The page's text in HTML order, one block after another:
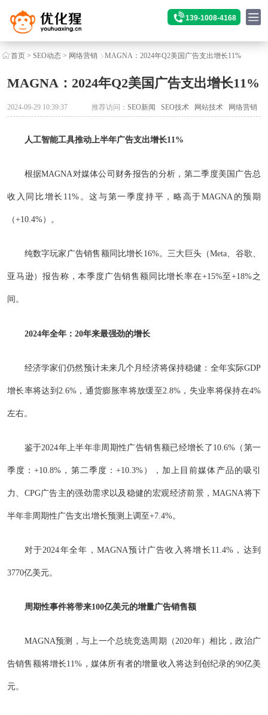
139-1008-4168
首页> SEO动态> 网络营销 MAGNA：2024年Q2美国广告支出增长11%
MAGNA：2024年Q2美国广告支出增长11%
2024-09-29 10:39:37 推荐访问：SEO新闻 SEO技术 网站技术 网络营销
人工智能工具推动上半年广告支出增长11%
根据MAGNA对媒体公司财务报告的分析，第二季度美国广告总
收入同比增长11%。这与第一季度持平，略高于MAGNA的预期
（+10.4%）。
纯数字玩家广告销售额同比增长16%。三大巨头（Meta、谷歌、
亚马逊）报告称，本季度广告销售额同比增长率在+15%至+18%之
间。
2024年全年：20年来最强劲的增长
经济学家们仍然预计未来几个月经济将保持稳健：全年实际GDP
增长率将达到2.6%，通货膨胀率将放缓至2.8%，失业率将保持在4%
左右。
鉴于2024年上半年非周期性广告销售额已经增长了10.6%（第一
季度：+10.8%，第二季度：+10.3%），加上目前媒体产品的吸引
力、CPG广告主的强劲需求以及稳健的宏观经济前景，MAGNA将下
半年非周期性广告支出增长预测上调至+7.4%。
对于2024年全年，MAGNA预计广告收入将增长11.4%，达到
3770亿美元。
周期性事件将带来100亿美元的增量广告销售额
MAGNA预测，与上一个总统竞选周期（2020年）相比，政治广
告销售额将增长11%，媒体所有者的增量收入将达到创纪录的90亿美
元。